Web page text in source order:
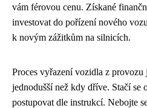
vám férovou cenu. Získané
investovat do pořízení nového
k novým zážitkům na silnicích.
Proces vyřazení vozidla z provozu
jednodušší než kdy dříve. Stačí se
postupovat dle instrukcí. Nebojte